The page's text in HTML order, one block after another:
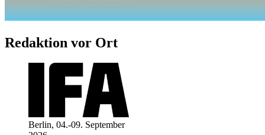
Redaktion vor Ort
Berlin, 04.-09. September